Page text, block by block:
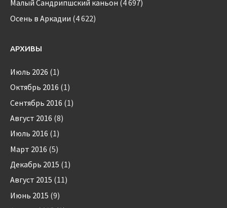
Малый Сандрипшский каньон (4 697)
Осень в Аркадии (4 622)
АРХИВЫ
Июль 2026 (1)
Октябрь 2016 (1)
Сентябрь 2016 (1)
Август 2016 (8)
Июль 2016 (1)
Март 2016 (5)
Декабрь 2015 (1)
Август 2015 (11)
Июнь 2015 (9)